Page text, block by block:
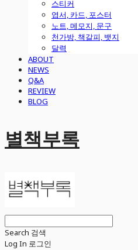
스티커
엽서, 카드, 포스터
노트, 메모지, 문구
천가방, 책갈피, 뱃지
달력
ABOUT
NEWS
Q&A
REVIEW
BLOG
별책부록
Search 검색
Log In 로그인